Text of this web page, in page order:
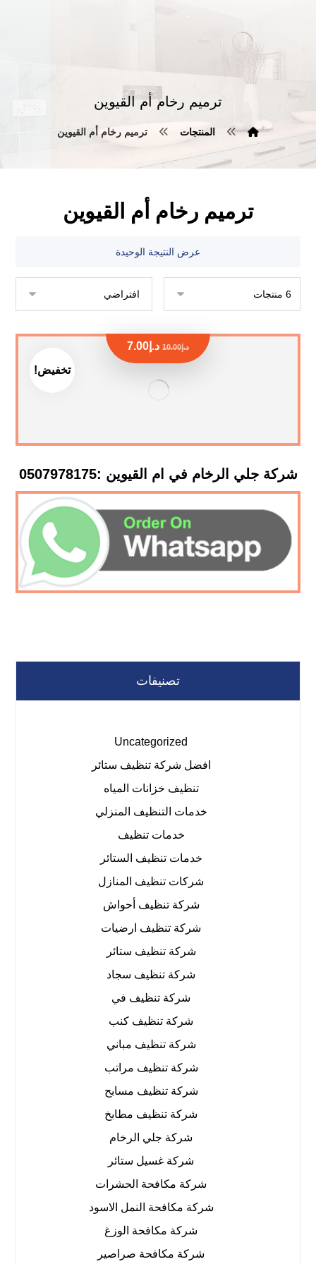
ترميم رخام أم القيوين
المنتجات ترميم رخام أم القيوين
ترميم رخام أم القيوين
عرض النتيجة الوحيدة
تخفيض!
شركة جلي الرخام في ام القيوين :0507978175
د.إ10.00 د.إ 7.00
تصنيفات
Uncategorized
افضل شركة تنظيف ستائر
تنظيف خزانات المياه
خدمات التنظيف المنزلي
خدمات تنظيف
خدمات تنظيف الستائر
شركات تنظيف المنازل
شركة تنظيف أحواش
شركة تنظيف ارضيات
شركة تنظيف ستائر
شركة تنظيف سجاد
شركة تنظيف في
شركة تنظيف كنب
شركة تنظيف مباني
شركة تنظيف مراتب
شركة تنظيف مسابح
شركة تنظيف مطابخ
شركة جلي الرخام
شركة غسيل ستائر
شركة مكافحة الحشرات
شركة مكافحة النمل الاسود
شركة مكافحة الوزغ
شركة مكافحة صراصير